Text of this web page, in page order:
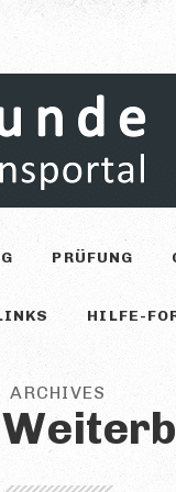
PRÜFUNG
HILFE-
ARCHIVES